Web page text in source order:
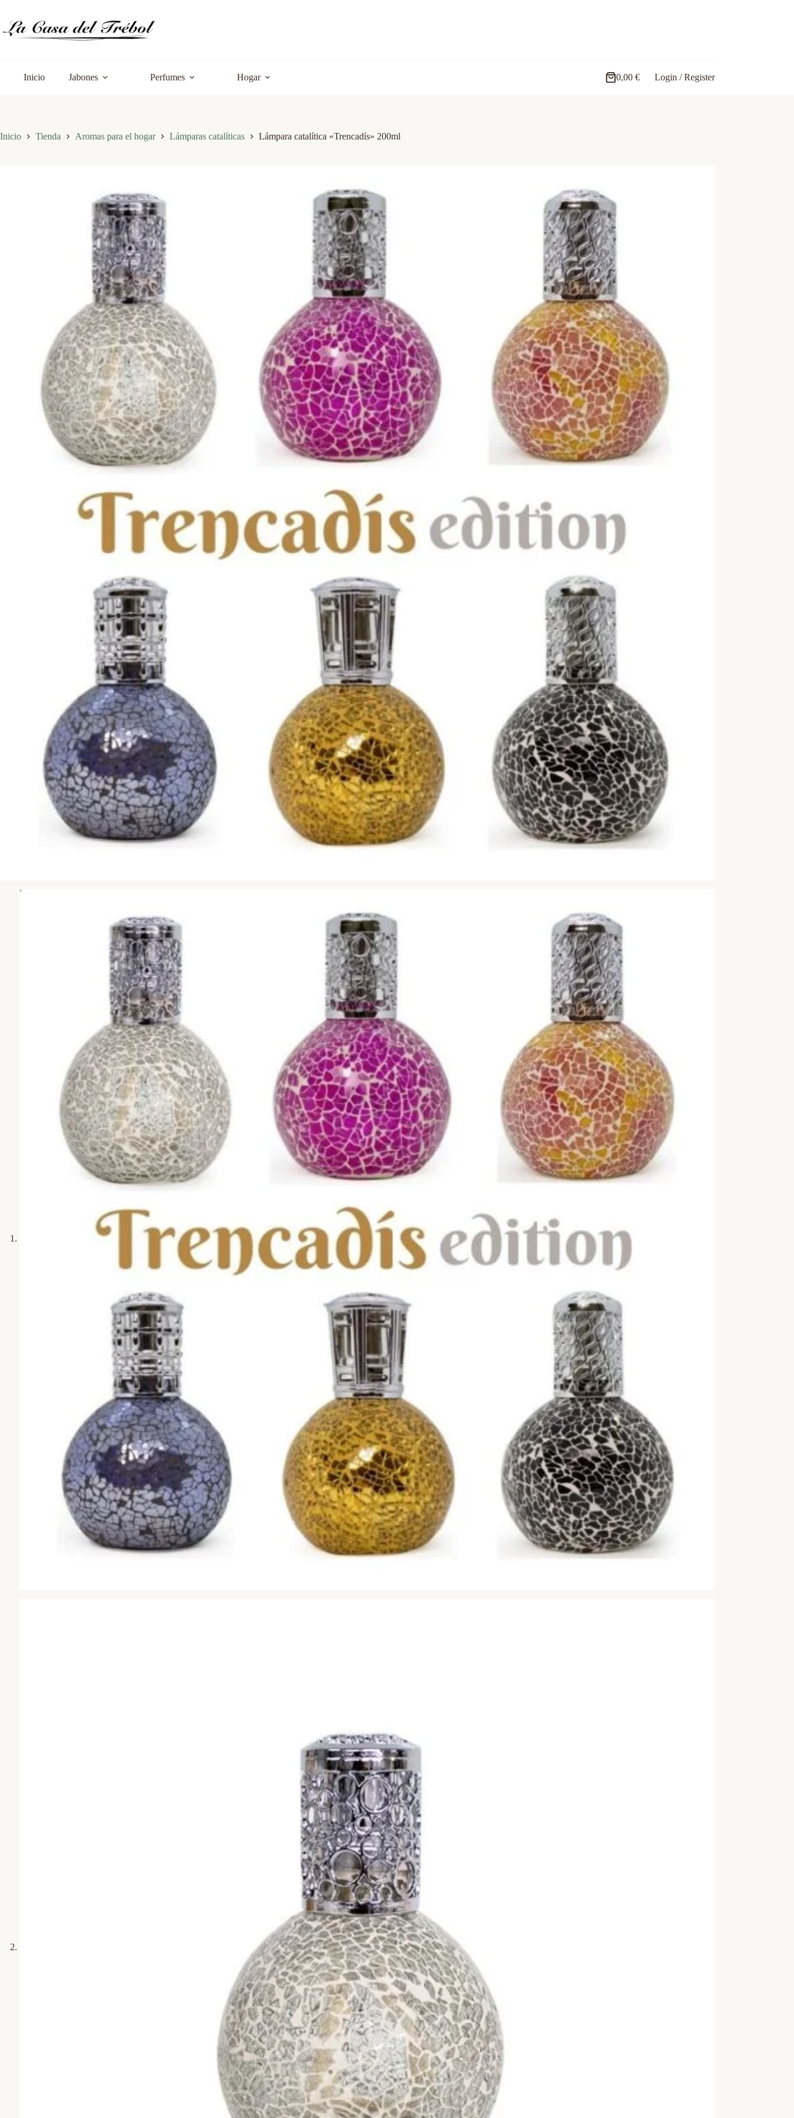
contenido
Inicio Jabones Perfumes Hogar
Carro
0,00 € Login / Register
Inicio Tienda Aromas para el hogar Lámparas catalíticas Lámpara catalítica «Trencadís» 200ml